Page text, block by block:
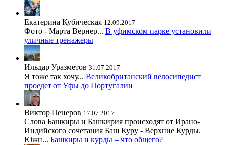
Екатерина Кубическая 12.09.2017
Фото - Марта Вернер... В уфимском парке установили
уличные тренажеры
Ильдар Уразметов 31.07.2017
Я тоже так хочу... Великобританский велосипедист
проедет от Уфы до Португалии
Виктор Пенеров 17.07.2017
Слова Башкиры и Башкирия происходят от Ирано-
Индийского сочетания Баш Куру - Верхние Курды.
Южн... Башкиры и курды – что общего?